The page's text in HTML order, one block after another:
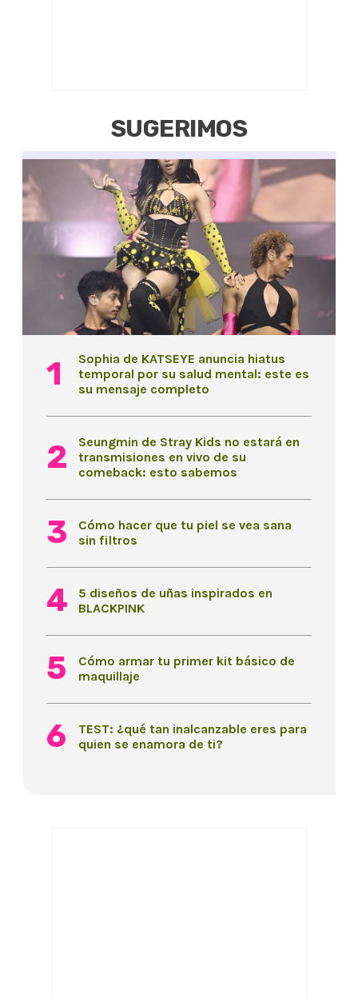
SUGERIMOS
Sophia de KATSEYE anuncia hiatus
temporal por su salud mental: este es
su mensaje completo
Seungmin de Stray Kids no estará en
transmisiones en vivo de su
comeback: esto sabemos
Cómo hacer que tu piel se vea sana
sin filtros
5 diseños de uñas inspirados en
BLACKPINK
Cómo armar tu primer kit básico de
maquillaje
TEST: ¿qué tan inalcanzable eres para
quien se enamora de ti?